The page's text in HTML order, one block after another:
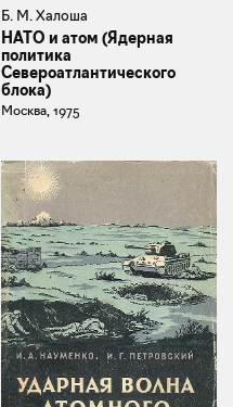
Б. М. Халоша
НАТО и атом (Ядерная
политика
Североатлантического
блока)
Москва, 1975